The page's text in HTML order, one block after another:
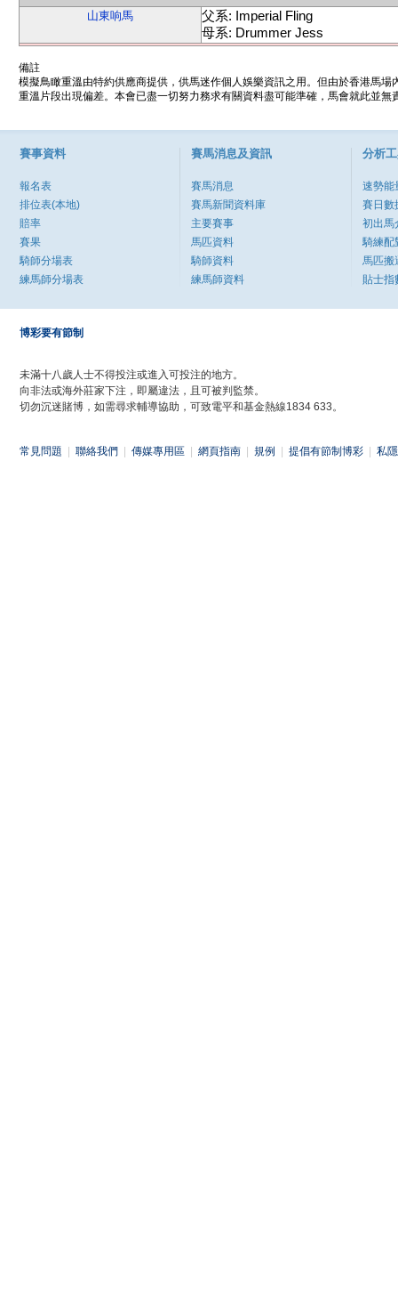
山東响馬
父系: Imperial Fling
母系: Drummer Jess
備註
模擬鳥瞰重溫由特約供應商提供，供馬迷作個人娛樂資訊之用。但由於香港馬
重溫片段出現偏差。本會已盡一切努力務求有關資料盡可能準確，馬會就此並
賽事資料
報名表
排位表(本地)
賠率
賽果
騎師分場表
練馬師分場表
賽馬消息及資訊
賽馬消息
賽馬新聞資料庫
主要賽事
馬匹資料
騎師資料
練馬師資料
分析
速勢能
賽日數
初出馬
騎練配
馬匹搬
貼士指
博彩要有節制
未滿十八歲人士不得投注或進入可投注的地方。
向非法或海外莊家下注，即屬違法，且可被判監禁。
切勿沉迷賭博，如需尋求輔導協助，可致電平和基金熱線1834 633。
常見問題 聯絡我們 傳媒專用區 網頁指南 規例 提倡有節制博彩 私